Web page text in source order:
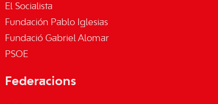
El Socialista
Fundación Pablo Iglesias
Fundació Gabriel Alomar
PSOE
Federacions